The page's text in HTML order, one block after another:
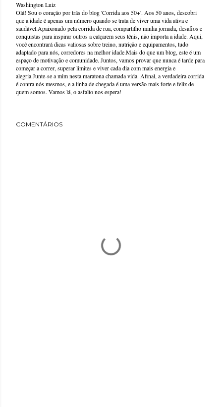
Washington Luiz
Olá! Sou o coração por trás do blog 'Corrida aos 50+'. Aos 50 anos, descobri
que a idade é apenas um número quando se trata de viver uma vida ativa e
saudável.Apaixonado pela corrida de rua, compartilho minha jornada, desafios e
conquistas para inspirar outros a calçarem seus tênis, não importa a idade. Aqui,
você encontrará dicas valiosas sobre treino, nutrição e equipamentos, tudo
adaptado para nós, corredores na melhor idade.Mais do que um blog, este é um
espaço de motivação e comunidade. Juntos, vamos provar que nunca é tarde para
começar a correr, superar limites e viver cada dia com mais energia e
alegria.Junte-se a mim nesta maratona chamada vida. Afinal, a verdadeira corrida
é contra nós mesmos, e a linha de chegada é uma versão mais forte e feliz de
quem somos. Vamos lá, o asfalto nos espera!
COMENTÁRIOS